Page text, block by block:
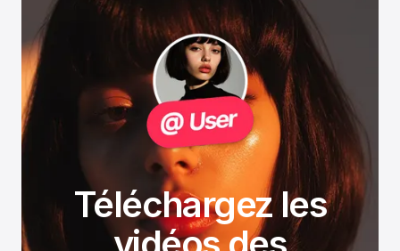
Téléchargez les